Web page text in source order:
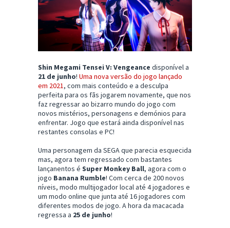
Shin Megami Tensei V: Vengeance disponível a
21 de junho! Uma nova versão do jogo lançado
em 2021, com mais conteúdo e a desculpa
perfeita para os fãs jogarem novamente, que nos
faz regressar ao bizarro mundo do jogo com
novos mistérios, personagens e demónios para
enfrentar. Jogo que estará ainda disponível nas
restantes consolas e PC!
Uma personagem da SEGA que parecia esquecida
mas, agora tem regressado com bastantes
lançanentos é Super Monkey Ball, agora com o
jogo Banana Rumble! Com cerca de 200 novos
níveis, modo multijogador local até 4 jogadores e
um modo online que junta até 16 jogadores com
diferentes modos de jogo. A hora da macacada
regressa a 25 de junho!